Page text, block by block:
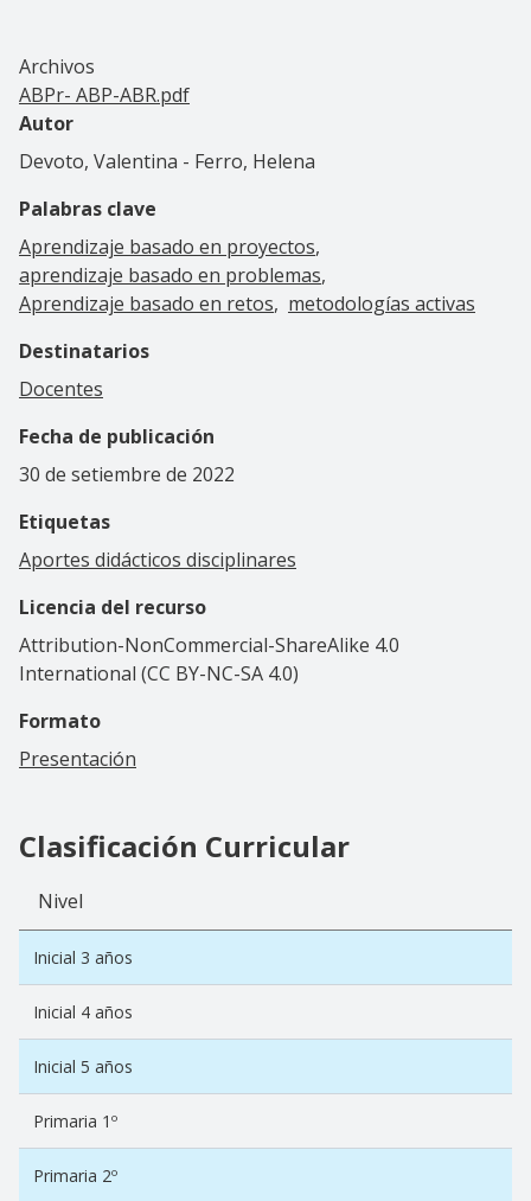
Archivos
ABPr- ABP-ABR.pdf
Autor
Devoto, Valentina - Ferro, Helena
Palabras clave
Aprendizaje basado en proyectos
aprendizaje basado en problemas
Aprendizaje basado en retos
metodologías activas
Destinatarios
Docentes
Fecha de publicación
30 de setiembre de 2022
Etiquetas
Aportes didácticos disciplinares
Licencia del recurso
Attribution-NonCommercial-ShareAlike 4.0
International (CC BY-NC-SA 4.0)
Formato
Presentación
Clasificación Curricular
Nivel
Inicial 3 años
Inicial 4 años
Inicial 5 años
Primaria 1º
Primaria 2º